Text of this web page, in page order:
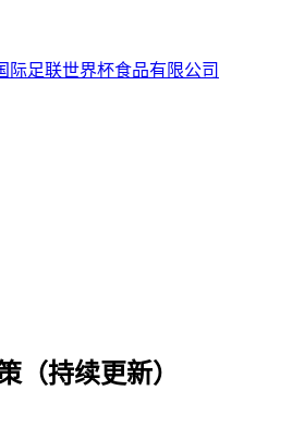
（持续更新）